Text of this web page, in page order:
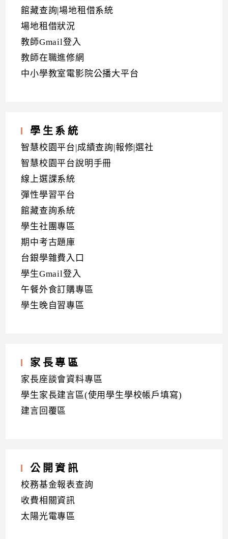
館藏查詢|場地租借系統
場地租借狀況
教師Gmail登入
教師在職進修網
中小學教室電影院公播大平台
學生系統
智慧校園平台|成績查詢|報修|選社
智慧校園平台說明手冊
線上選課系統
彈性學習平台
館藏查詢系統
學生社團專區
期中考古題庫
台銀學雜費入口
學生Gmail登入
午餐外食訂購專區
學生晚自習專區
家長專區
家長座談會資料專區
學生家長建言區(使用學生學校帳戶填寫)
建言回覆區
公開資訊
校務基金報表查詢
收費相關資訊
太陽光電專區